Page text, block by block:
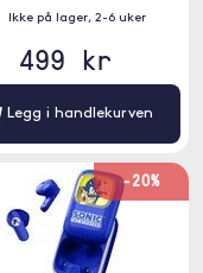
Ikke på lager, 2-6 uker
499 kr
Legg i handlekurven
-20%